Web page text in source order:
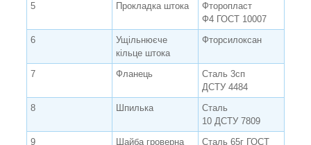
5
Прокладка штока
Фторопласт
Ф4 ГОСТ 10007
6
Ущільнюєче
кільце штока
Фторсилоксан
7 Фланець
Сталь 3сп
ДСТУ 4484
8
Шпилька
Сталь
10 ДСТУ 7809
9
Шайба гроверна Сталь 65г ГОСТ